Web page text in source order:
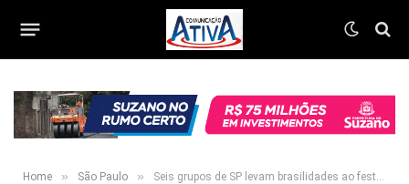
Home » São Paulo » Seis grupos de SP levam brasilidades ao festival escocês Fringe, o maior do mundo em artes cênicas